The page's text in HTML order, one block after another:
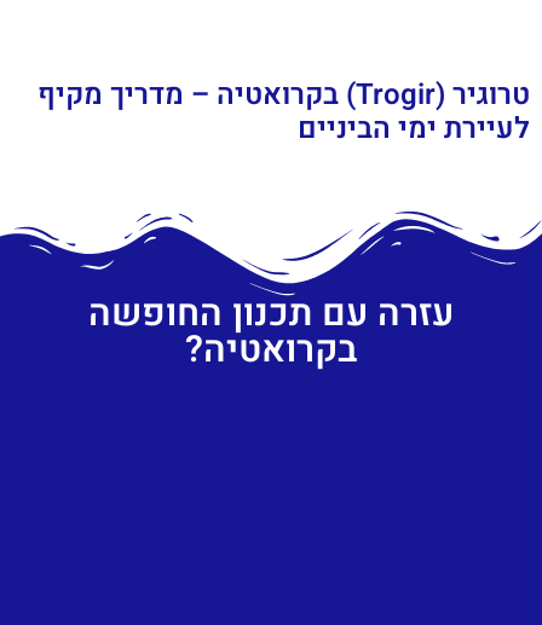
טרוגיר (Trogir) בקרואטיה – מדריך מקיף
לעיירת ימי הביניים
עזרה עם תכנון החופשה
בקרואטיה?